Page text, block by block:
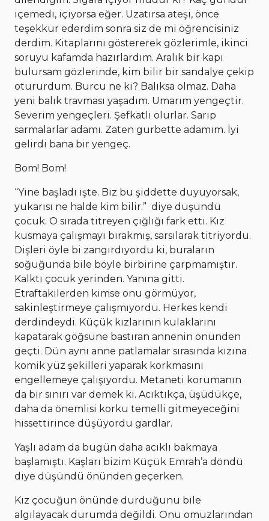
içemedi, içiyorsa eğer. Uzatırsa ateşi, önce
teşekkür ederdim sonra siz de mi öğrencisiniz
derdim. Kitaplarını göstererek gözlerimle, ikinci
soruyu kafamda hazırlardım. Aralık bir kapı
bulursam gözlerinde, kim bilir bir sandalye çekip
otururdum. Burcu ne ki? Balıksa olmaz. Daha
yeni balık travması yaşadım. Umarım yengeçtir.
Severim yengeçleri. Şefkatli olurlar. Sarıp
sarmalarlar adamı. Zaten gurbette adamım. İyi
gelirdi bana bir yengeç.
Bom! Bom!
“Yine başladı işte. Biz bu şiddette duyuyorsak,
yukarısı ne halde kim bilir.” diye düşündü
çocuk. O sırada titreyen çığlığı fark etti. Kız
kusmaya çalışmayı bırakmış, sarsılarak titriyordu.
Dişleri öyle bi zangırdıyordu ki, buraların
soğuğunda bile böyle birbirine çarpmamıştır.
Kalktı çocuk yerinden. Yanına gitti.
Etraftakilerden kimse onu görmüyor,
sakinleştirmeye çalışmıyordu. Herkes kendi
derdindeydi. Küçük kızlarının kulaklarını
kapatarak göğsüne bastıran annenin önünden
geçti. Dün aynı anne patlamalar sırasında kızına
komik yüz şekilleri yaparak korkmasını
engellemeye çalışıyordu. Metaneti korumanın
da bir sınırı var demek ki. Acıktıkça, üşüdükçe,
daha da önemlisi korku temelli gitmeyeceğini
hissettirince düşüyordu gardlar.
Yaşlı adam da bugün daha acıklı bakmaya
başlamıştı. Kaşları bizim Küçük Emrah’a döndü
diye düşündü önünden geçerken.
Kız çocuğun önünde durduğunu bile
algılayacak durumda değildi. Onu omuzlarından